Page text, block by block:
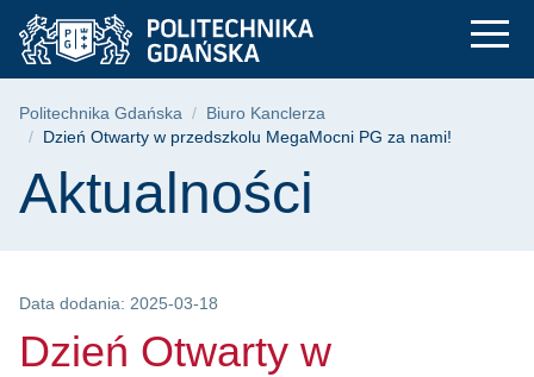
Przejdź
do
menu
Przejdź
do
wyszukiwarki
Przejdź
do
treści
Dzień Otwarty w
Ścieżka nawigacyjna
Politechnika Gdańska
Biuro Kanclerza
Dzień Otwarty w przedszkolu MegaMocni PG za nami!
Treść strony
Aktualności
Data dodania: 2025-03-18
Dzień Otwarty w